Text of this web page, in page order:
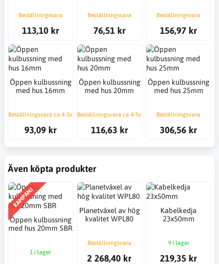
Beställningsvara
113,10 kr
Beställningsvara
76,51 kr
Beställningsvara
156,97 kr
Öppen kulbussning
med hus 16mm
Beställningsvara ca 4-5v
93,09 kr
Öppen kulbussning
med hus 20mm
Beställningsvara ca 4-5v
116,63 kr
Öppen kulbussning
med hus 25mm
Beställningsvara
306,56 kr
Även köpta produkter
KAMPANJ
Öppen kulbussning
med hus 20mm SBR
1 i lager
Planetväxel av hög
kvalitet WPL80
Beställningsvara
2 268,40 kr
Kabelkedja
23x50mm
9 i lager
219,35 kr